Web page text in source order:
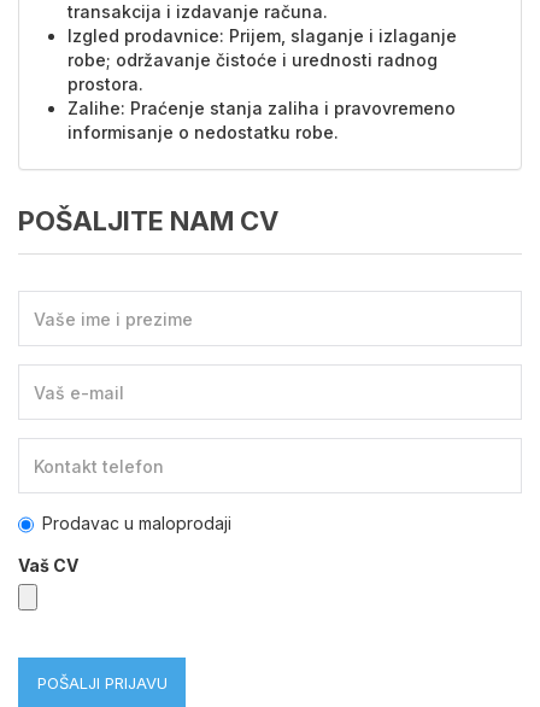
transakcija i izdavanje računa.
Izgled prodavnice: Prijem, slaganje i izlaganje
robe; održavanje čistoće i urednosti radnog
prostora.
Zalihe: Praćenje stanja zaliha i pravovremeno
informisanje o nedostatku robe.
POŠALJITE NAM CV
Prodavac u maloprodaji
Vaš CV
POŠALJI PRIJAVU